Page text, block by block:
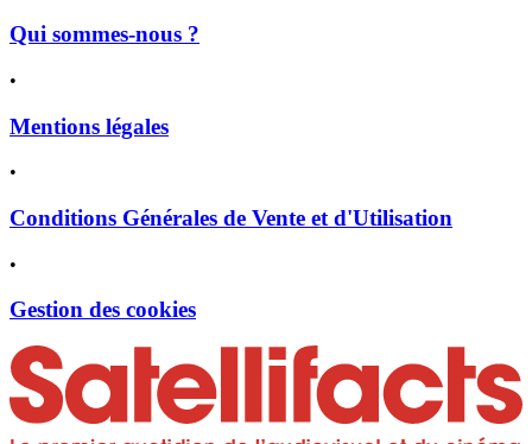
Qui sommes-nous ?
•
Mentions légales
•
Conditions Générales de Vente et d'Utilisation
•
Gestion des cookies